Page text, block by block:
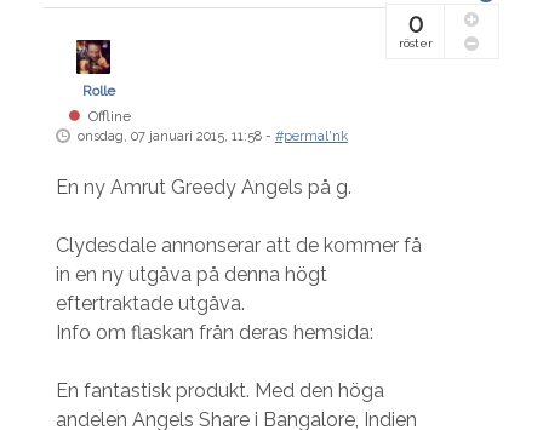
Rolle
Offline
onsdag, 07 januari 2015, 11:58 - #permal'nk
0
röster
En ny Amrut Greedy Angels på g.
Clydesdale annonserar att de kommer få
in en ny utgåva på denna högt
eftertraktade utgåva.
Info om flaskan från deras hemsida:
En fantastisk produkt. Med den höga
andelen Angels Share i Bangalore, Indien